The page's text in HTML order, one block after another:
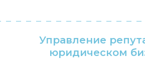
Управление
юридическом